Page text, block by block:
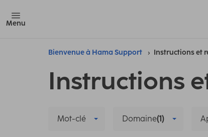
Menu
Bienvenue à Hama Support Instructions et
Instructions
Mot-clé Domaine(1)